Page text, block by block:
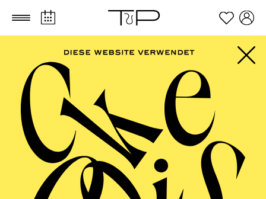
Zum Hauptinhalt springen Zum Footer springen
FILTER
OCTOBER 2026
AALTO BALLETT ESSEN
EN: SCHAUSPIEL ESSEN